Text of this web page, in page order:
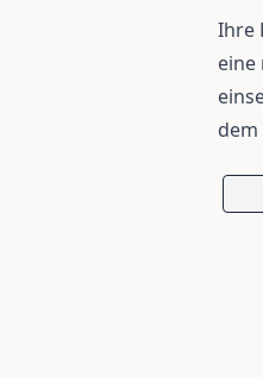
Ihre
eine
dem